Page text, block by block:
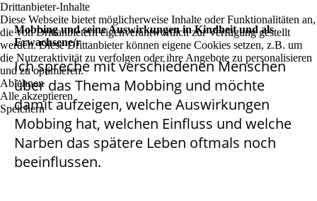
Mobbing und seine Auswirkungen in Kindheit und als
Erwachsene/r
Ich spreche mit verschiedenen Menschen
über das Thema Mobbing und möchte
damit aufzeigen, welche Auswirkungen
Mobbing hat, welchen Einfluss und welche
Narben das spätere Leben oftmals noch
beeinflussen.
Drittanbieter-Inhalte
Diese Webseite bietet möglicherweise Inhalte oder Funktionalitäten an,
die von Drittanbietern eigenverantwortlich zur Verfügung gestellt
werden. Diese Drittanbieter können eigene Cookies setzen, z.B. um
die Nutzeraktivität zu verfolgen oder ihre Angebote zu personalisieren
und zu optimieren.
Ablehnen
Alle akzeptieren
Speichern